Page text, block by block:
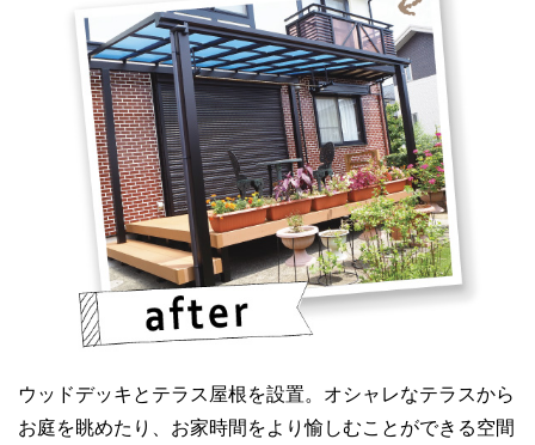
ウッドデッキとテラス屋根を設置。オシャレなテラスから
お庭を眺めたり、お家時間をより愉しむことができる空間